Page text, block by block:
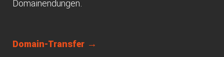
Domainendungen.
Domain-Transfer →